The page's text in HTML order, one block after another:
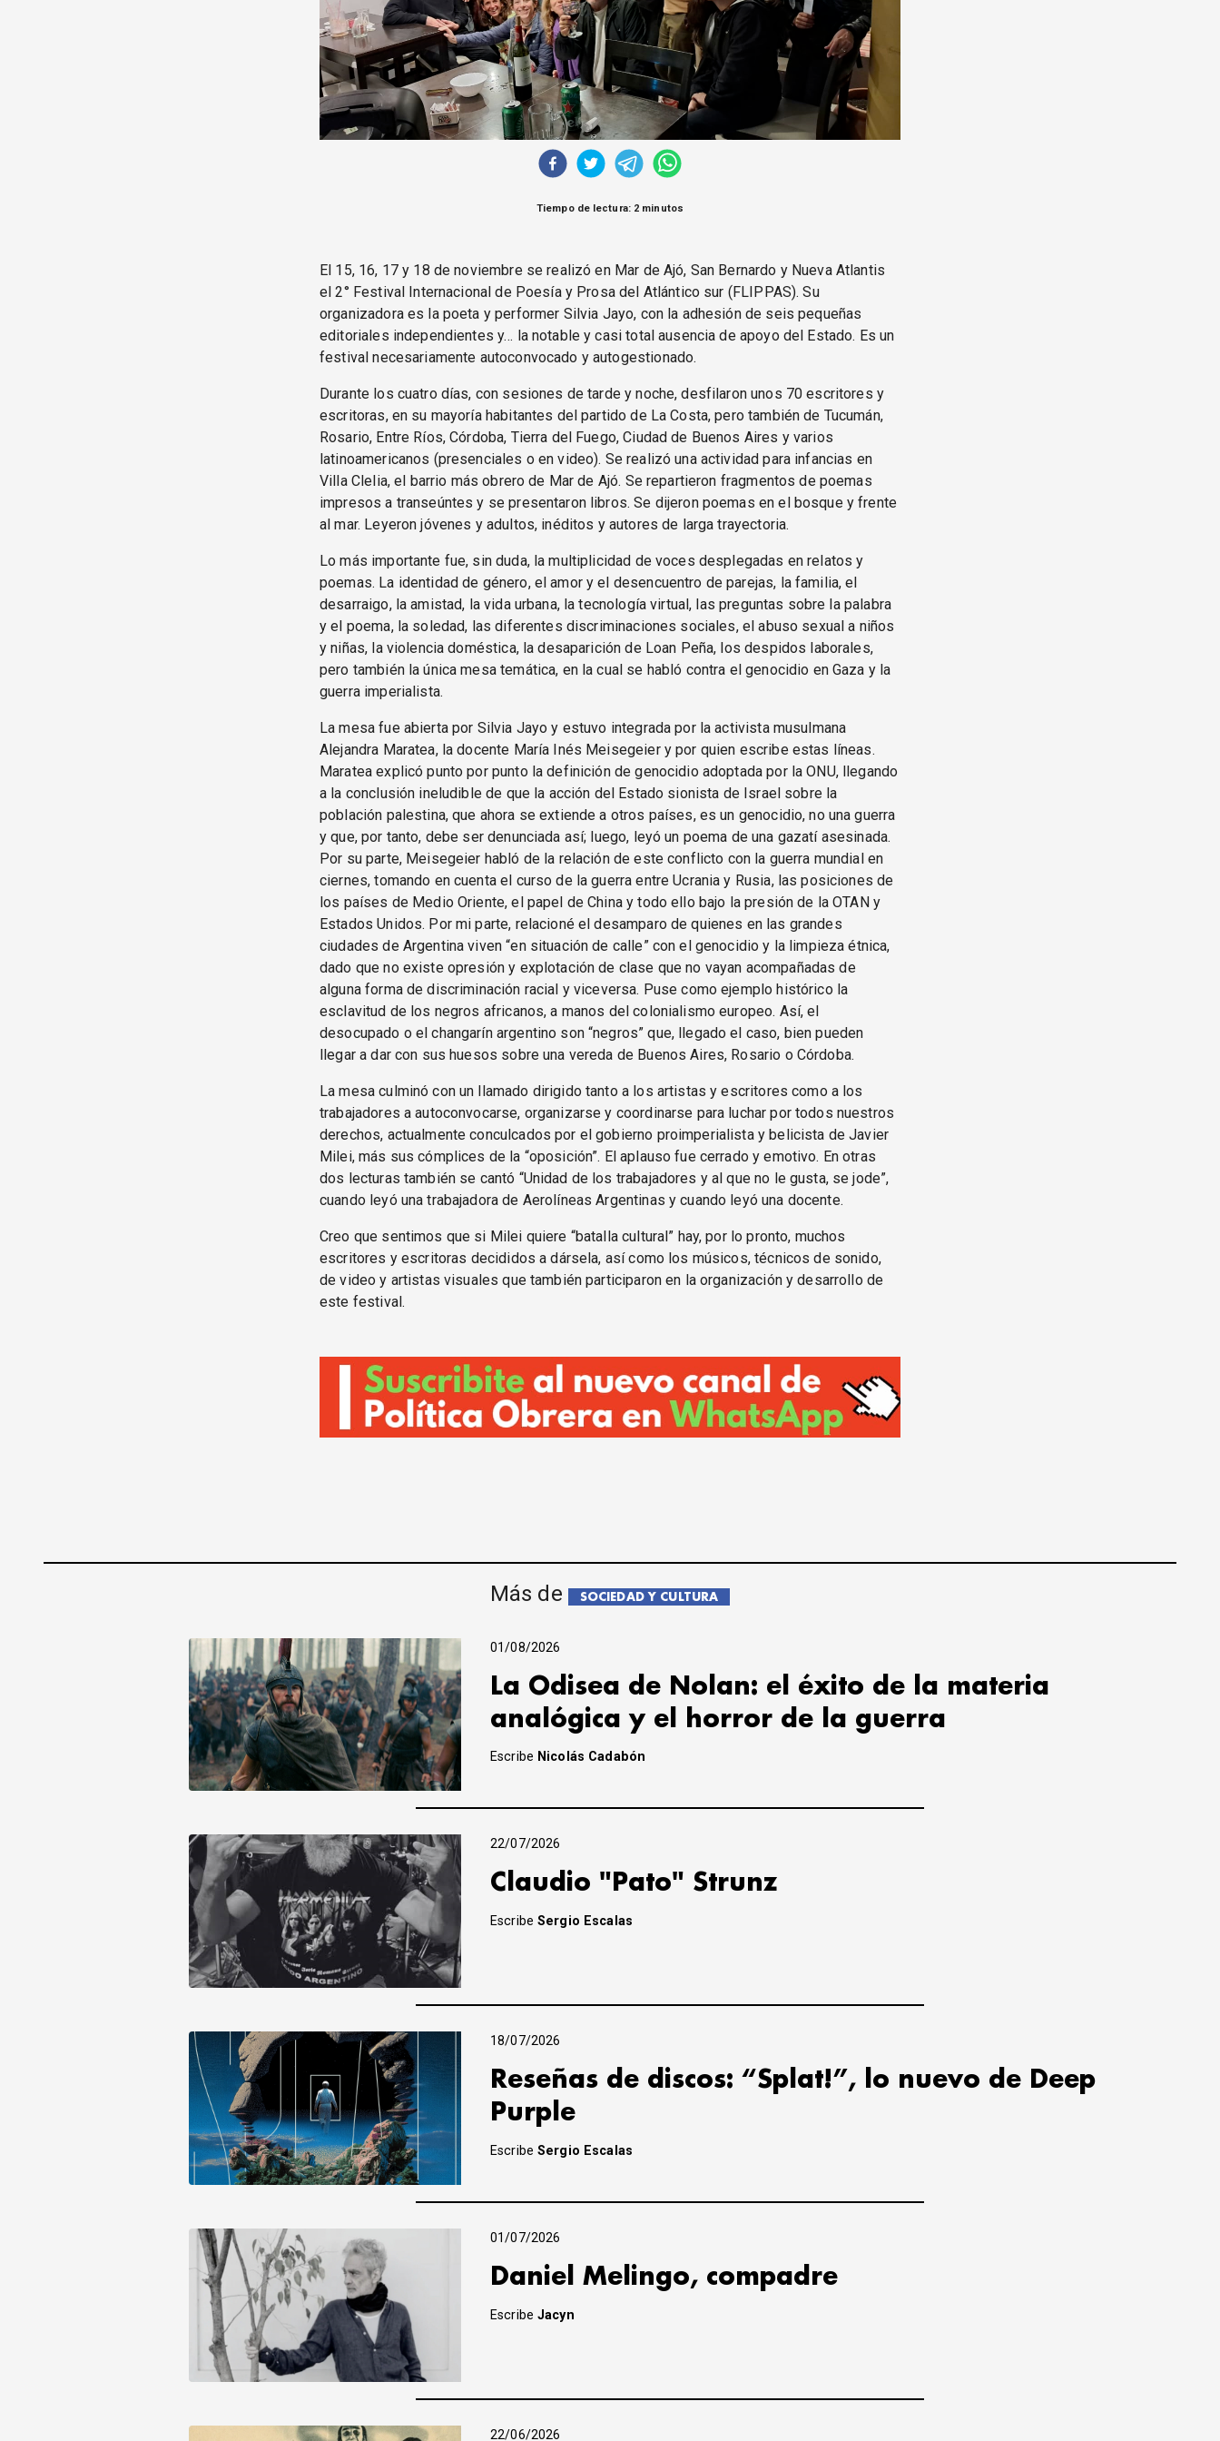
Tiempo de lectura: 2 minutos
El 15, 16, 17 y 18 de noviembre se realizó en Mar de Ajó, San Bernardo y Nueva Atlantis
el 2° Festival Internacional de Poesía y Prosa del Atlántico sur (FLIPPAS). Su
organizadora es la poeta y performer Silvia Jayo, con la adhesión de seis pequeñas
editoriales independientes y… la notable y casi total ausencia de apoyo del Estado. Es un
festival necesariamente autoconvocado y autogestionado.
Durante los cuatro días, con sesiones de tarde y noche, desfilaron unos 70 escritores y
escritoras, en su mayoría habitantes del partido de La Costa, pero también de Tucumán,
Rosario, Entre Ríos, Córdoba, Tierra del Fuego, Ciudad de Buenos Aires y varios
latinoamericanos (presenciales o en video). Se realizó una actividad para infancias en
Villa Clelia, el barrio más obrero de Mar de Ajó. Se repartieron fragmentos de poemas
impresos a transeúntes y se presentaron libros. Se dijeron poemas en el bosque y frente
al mar. Leyeron jóvenes y adultos, inéditos y autores de larga trayectoria.
Lo más importante fue, sin duda, la multiplicidad de voces desplegadas en relatos y
poemas. La identidad de género, el amor y el desencuentro de parejas, la familia, el
desarraigo, la amistad, la vida urbana, la tecnología virtual, las preguntas sobre la palabra
y el poema, la soledad, las diferentes discriminaciones sociales, el abuso sexual a niños
y niñas, la violencia doméstica, la desaparición de Loan Peña, los despidos laborales,
pero también la única mesa temática, en la cual se habló contra el genocidio en Gaza y la
guerra imperialista.
La mesa fue abierta por Silvia Jayo y estuvo integrada por la activista musulmana
Alejandra Maratea, la docente María Inés Meisegeier y por quien escribe estas líneas.
Maratea explicó punto por punto la definición de genocidio adoptada por la ONU, llegando
a la conclusión ineludible de que la acción del Estado sionista de Israel sobre la
población palestina, que ahora se extiende a otros países, es un genocidio, no una guerra
y que, por tanto, debe ser denunciada así; luego, leyó un poema de una gazatí asesinada.
Por su parte, Meisegeier habló de la relación de este conflicto con la guerra mundial en
ciernes, tomando en cuenta el curso de la guerra entre Ucrania y Rusia, las posiciones de
los países de Medio Oriente, el papel de China y todo ello bajo la presión de la OTAN y
Estados Unidos. Por mi parte, relacioné el desamparo de quienes en las grandes
ciudades de Argentina viven “en situación de calle” con el genocidio y la limpieza étnica,
dado que no existe opresión y explotación de clase que no vayan acompañadas de
alguna forma de discriminación racial y viceversa. Puse como ejemplo histórico la
esclavitud de los negros africanos, a manos del colonialismo europeo. Así, el
desocupado o el changarín argentino son “negros” que, llegado el caso, bien pueden
llegar a dar con sus huesos sobre una vereda de Buenos Aires, Rosario o Córdoba.
La mesa culminó con un llamado dirigido tanto a los artistas y escritores como a los
trabajadores a autoconvocarse, organizarse y coordinarse para luchar por todos nuestros
derechos, actualmente conculcados por el gobierno proimperialista y belicista de Javier
Milei, más sus cómplices de la “oposición”. El aplauso fue cerrado y emotivo. En otras
dos lecturas también se cantó “Unidad de los trabajadores y al que no le gusta, se jode”,
cuando leyó una trabajadora de Aerolíneas Argentinas y cuando leyó una docente.
Creo que sentimos que si Milei quiere “batalla cultural” hay, por lo pronto, muchos
escritores y escritoras decididos a dársela, así como los músicos, técnicos de sonido,
de video y artistas visuales que también participaron en la organización y desarrollo de
este festival.
Más de SOCIEDAD Y CULTURA
01/08/2026
La Odisea de Nolan: el éxito de la materia
analógica y el horror de la guerra
Escribe Nicolás Cadabón
22/07/2026
Claudio "Pato" Strunz
EscribeSergio Escalas
18/07/2026
Reseñas de discos: “Splat!”, lo nuevo de Deep
Purple
EscribeSergio Escalas
01/07/2026
Daniel Melingo, compadre
EscribeJacyn
22/06/2026